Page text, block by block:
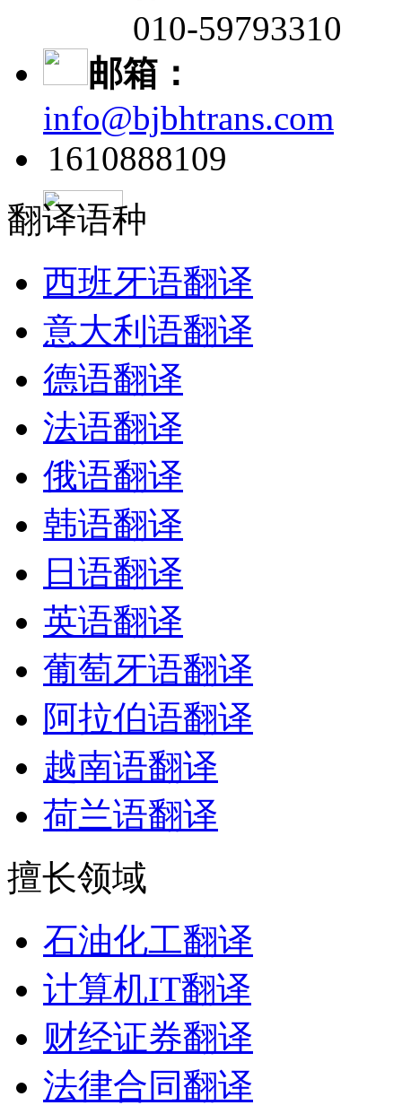
010-59793310
邮箱：
info@bjbhtrans.com
1610888109
翻译语种
西班牙语翻译
意大利语翻译
德语翻译
法语翻译
俄语翻译
韩语翻译
日语翻译
英语翻译
葡萄牙语翻译
阿拉伯语翻译
越南语翻译
荷兰语翻译
擅长领域
石油化工翻译
计算机IT翻译
财经证券翻译
法律合同翻译